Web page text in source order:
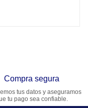
Compra segura
tus datos y aseguramos
tu pago sea confiable.